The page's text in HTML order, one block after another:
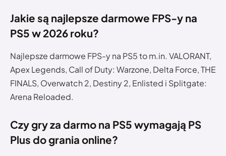
Jakie są najlepsze darmowe FPS-y na
PS5 w 2026 roku?
Najlepsze darmowe FPS-y na PS5 to m.in. VALORANT,
Apex Legends, Call of Duty: Warzone, Delta Force, THE
FINALS, Overwatch 2, Destiny 2, Enlisted i Splitgate:
Arena Reloaded.
Czy gry za darmo na PS5 wymagają PS
Plus do grania online?